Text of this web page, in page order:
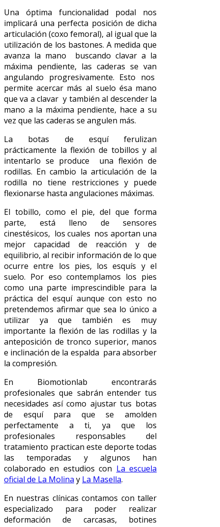
Una óptima funcionalidad podal nos
implicará una perfecta posición de dicha
articulación (coxo femoral), al igual que la
utilización de los bastones. A medida que
avanza la mano buscando clavar a la
máxima pendiente, las caderas se van
angulando progresivamente. Esto nos
permite acercar más al suelo ésa mano
que va a clavar y también al descender la
mano a la máxima pendiente, hace a su
vez que las caderas se angulen más.
La botas de esquí ferulizan
prácticamente la flexión de tobillos y al
intentarlo se produce una flexión de
rodillas. En cambio la articulación de la
rodilla no tiene restricciones y puede
flexionarse hasta angulaciones máximas.
El tobillo, como el pie, del que forma
parte, está lleno de sensores
cinestésicos, los cuales nos aportan una
mejor capacidad de reacción y de
equilibrio, al recibir información de lo que
ocurre entre los pies, los esquís y el
suelo. Por eso contemplamos los pies
como una parte imprescindible para la
práctica del esquí aunque con esto no
pretendemos afirmar que sea lo único a
utilizar ya que también es muy
importante la flexión de las rodillas y la
anteposición de tronco superior, manos
e inclinación de la espalda para absorber
la compresión.
En Biomotionlab encontrarás
profesionales que sabrán entender tus
necesidades así como ajustar tus botas
de esquí para que se amolden
perfectamente a ti, ya que los
profesionales responsables del
tratamiento practican este deporte todas
las temporadas y algunos han
colaborado en estudios con La escuela
oficial de La Molina y La Masella.
En nuestras clínicas contamos con taller
especializado para poder realizar
deformación de carcasas, botines